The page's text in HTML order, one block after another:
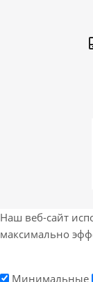
Наш веб-сайт
максимально
Минимальные